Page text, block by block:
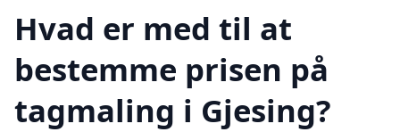
Hvad er med til at
bestemme prisen på
tagmaling i Gjesing?